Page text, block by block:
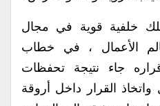
خلفية قوية في مجال
الأعمال ، في خطاب
جاء نتيجة تحفظات
القرار داخل أروقة